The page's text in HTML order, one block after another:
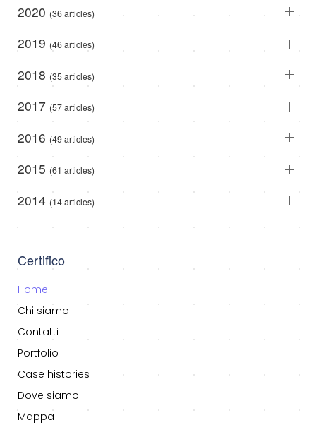
2020 (36 articles)
2019 (46 articles)
2018 (35 articles)
2017 (57 articles)
2016 (49 articles)
2015 (61 articles)
2014 (14 articles)
Certifico
Home
Chi siamo
Contatti
Portfolio
Case histories
Dove siamo
Mappa